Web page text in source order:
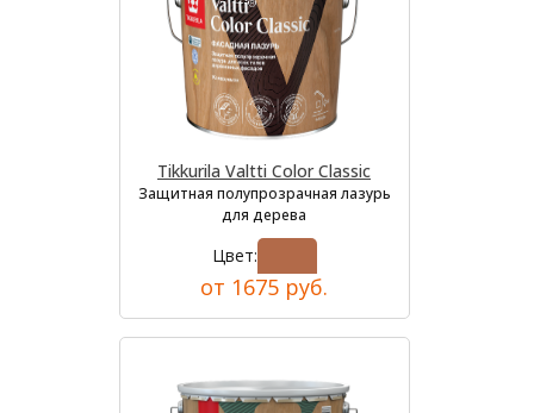
Tikkurila Valtti Color Classic
Защитная полупрозрачная лазурь
для дерева
Цвет:
от 1675 руб.